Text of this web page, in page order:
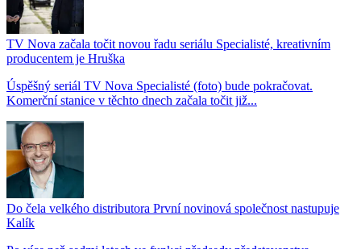
TV Nova začala točit novou řadu seriálu Specialisté, kreativním
producentem je Hruška
Úspěšný seriál TV Nova Specialisté (foto) bude pokračovat.
Komerční stanice v těchto dnech začala točit již...
Do čela velkého distributora První novinová společnost nastupuje
Kalík